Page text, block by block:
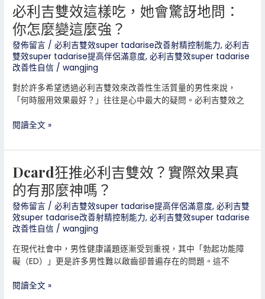
性
喜
好，
提
升
親
密
感？
必利吉雙效這樣吃，她會驚訝地問：
你怎麼變這麼強？
發佈留言 /必利吉雙效super tadarise改善射精控制能力,必利吉
雙效super tadarise提高伴侶滿意度,必利吉雙效super tadarise
改善性自信 /wangjing
對於許多希望透過必利吉雙效來改善性生活質量的男性來說，
「何時服用效果最好？」往往是心中最大的疑問。必利吉雙效之
必
利
吉
雙
效
這
樣
吃，
會
驚
問：
你
怎
麼
變
這
麼
強？
閱讀全文 »
Dcard狂推必利吉雙效？實際效果真
的有那麼神嗎？
發佈留言 /必利吉雙效super tadarise提高伴侶滿意度,必利吉雙
效super tadarise改善射精控制能力,必利吉雙效super tadarise
改善性自信 /wangjing
在現代社會中，男性健康議題逐漸受到重視，其中「勃起功能障
礙（ED）」更是許多男性難以啟齒卻普遍存在的問題。這不
Dcard
狂
推
必
利
吉
雙
效？
實
際
效
閱讀全文 »